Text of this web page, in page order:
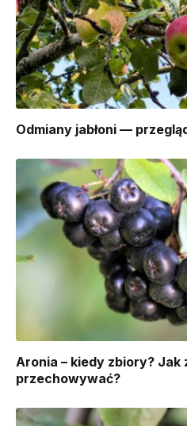
Odmiany jabłoni —
Aronia – kiedy zbiory?
przechowywać?